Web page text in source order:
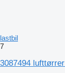
lastbil
7
3087494